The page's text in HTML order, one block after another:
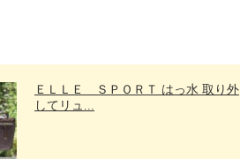
ＥＬＬＥ ＳＰＯＲＴ はっ水 取り外
してリュ...